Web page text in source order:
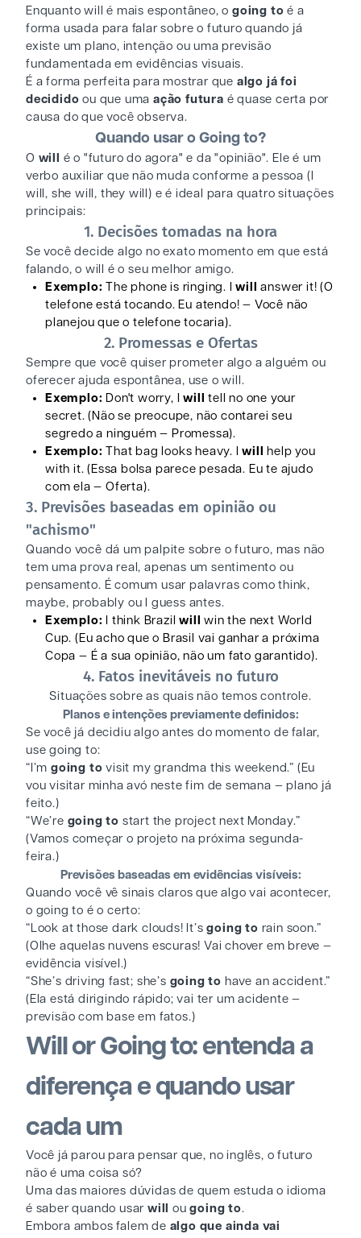
Enquanto will é mais espontâneo, o going to é a
forma usada para falar sobre o futuro quando já
existe um plano, intenção ou uma previsão
fundamentada em evidências visuais.
É a forma perfeita para mostrar que algo já foi
decidido ou que umaação futura é quase certa por
causa do que você observa.
Quando usar o Going to?
O will
é o "futuro do agora" e da "opinião". Ele é um
verbo auxiliar que não muda conforme a pessoa (I
will, she will, they will) e é ideal para quatro situações
principais:
1. Decisões tomadas na hora
Se você decide algo no exato momento em que está
falando, o will é o seu melhor amigo.
Exemplo: The phone is ringing. Iwill
answer it! (O
telefone está tocando. Eu atendo! — Você não
planejou que o telefone tocaria).
2. Promessas e Ofertas
Sempre que você quiser prometer algo a alguém ou
oferecer ajuda espontânea, use o will.
Exemplo: Don't worry, Iwill
tell no one your
secret. (Não se preocupe, não contarei seu
segredo a ninguém — Promessa).
Exemplo: That bag looks heavy. Iwill
help you
with it. (Essa bolsa parece pesada. Eu te ajudo
com ela — Oferta).
3. Previsões baseadas em opinião ou
"achismo"
Quando você dá um palpite sobre o futuro, mas não
tem uma prova real, apenas um sentimento ou
pensamento. É comum usar palavras como think,
maybe, probably ou I guess antes.
Exemplo: I think Brazilwill
win the next World
Cup. (Eu acho que o Brasil vai ganhar a próxima
Copa — É a sua opinião, não um fato garantido).
4. Fatos inevitáveis no futuro
Situações sobre as quais não temos controle.
Planos e intenções previamente definidos:
Se você já decidiu algo antes do momento de falar,
use going to:
“I’m going to visit my grandma this weekend.” (Eu
vou visitar minha avó neste fim de semana — plano já
feito.)
“We’re going to start the project next Monday.”
(Vamos começar o projeto na próxima segunda-
feira.)
Previsões baseadas em evidências visíveis:
Quando você vê sinais claros que algo vai acontecer,
o going to é o certo:
“Look at those dark clouds! It’sgoing to rain soon.”
(Olhe aquelas nuvens escuras! Vai chover em breve —
evidência visível.)
“She’s driving fast; she’s going to have an accident.”
(Ela está dirigindo rápido; vai ter um acidente —
previsão com base em fatos.)
Will or Going to: entenda a
diferença e quando usar
cada um
Você já parou para pensar que, no inglês, o futuro
não é uma coisa só?
Uma das maiores dúvidas de quem estuda o idioma
é saber quando usarwill ougoing to.
Embora ambos falem de algo que ainda vai